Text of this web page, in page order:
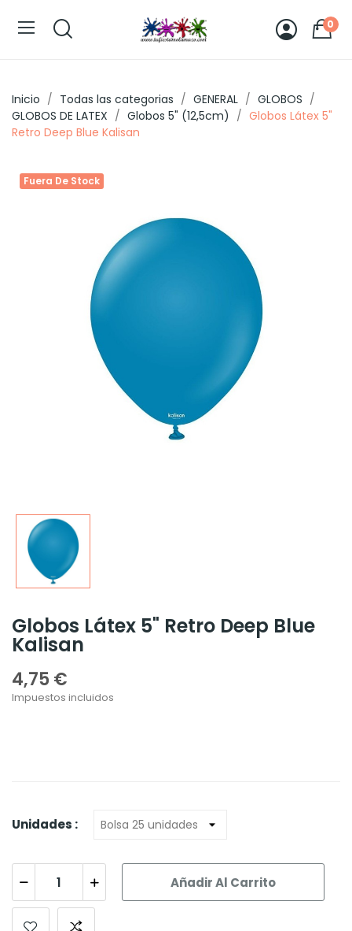
0
Inicio Todas las categorias GENERAL
GLOBOS
GLOBOS DE LATEX
Globos 5" (12,5cm)
Globos Látex 5"
Retro Deep Blue Kalisan
Fuera De Stock
Globos Látex 5" Retro Deep Blue
Kalisan
4,75 €
Impuestos incluidos
Unidades :
Añadir Al Carrito